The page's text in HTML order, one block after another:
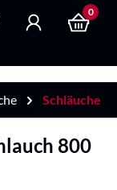
0
Schläuche
800